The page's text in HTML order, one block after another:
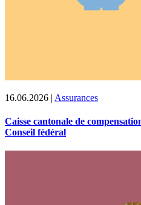
16.06.2026 | Assurances
Caisse cantonale de
Conseil fédéral